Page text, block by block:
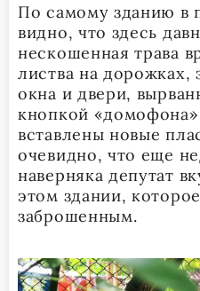
По самому зданию в
видно, что здесь
нескошенная трава
листва на дорожках,
окна и двери,
кнопкой
вставлены новые
очевидно, что еще
наверняка депутат
этом здании,
заброшенным.